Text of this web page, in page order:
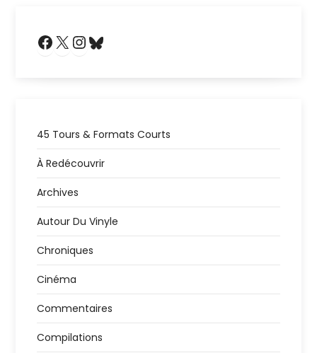
Facebook
X Instagram
45 Tours & Formats Courts
À Redécouvrir
Archives
Autour Du Vinyle
Chroniques
Cinéma
Commentaires
Compilations